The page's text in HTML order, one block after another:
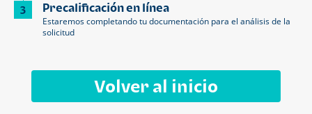
3 Precalificación en línea
Estaremos completando tu documentación para el análisis de la
solicitud
Volver al inicio